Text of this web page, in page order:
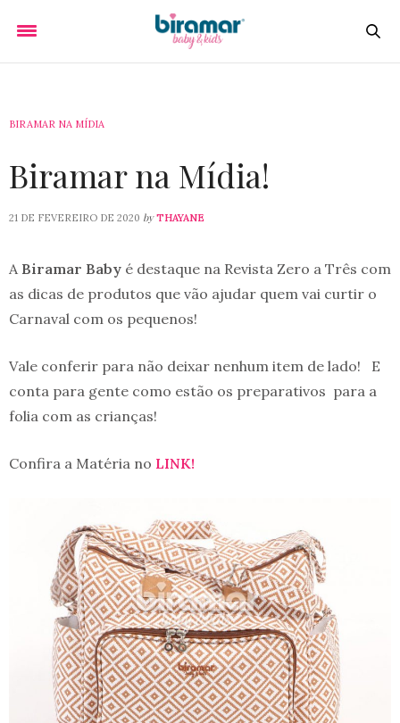
BIRAMAR NA MÍDIA
Biramar na Mídia!
21 DE FEVEREIRO DE 2020 by THAYANE
A Biramar Baby é destaque na Revista Zero a Três com
as dicas de produtos que vão ajudar quem vai curtir o
Carnaval com os pequenos!
Vale conferir para não deixar nenhum item de lado! E
conta para gente como estão os preparativos para a
folia com as crianças!
Confira a Matéria no LINK!